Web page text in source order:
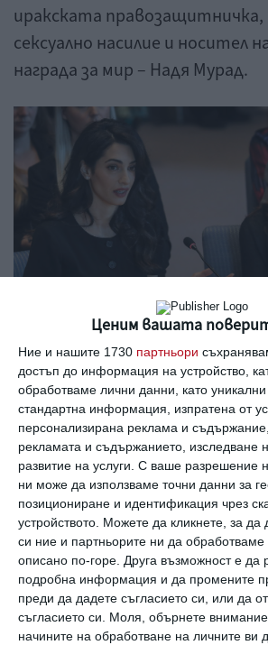
Ценим вашата
Ние и нашите 1730 партньори
достъп до информация на устройство,
обработваме лични данни, като
стандартна информация, изпратена от
персонализирана реклама и
рекламата и съдържанието, изследване
развитие на услуги. С ваше разрешение
ни може да използваме точни данни за
позициониране и идентификация чрез
устройството. Можете да кликнете, за да
си ние и партньорите ни да обработваме
описано по-горе. Друга възможност е да
подробна информация и да промените
преди да дадете съгласието си, или да
съгласието си.
Моля, обърнете
начините на обработване на личните ви
иракската правозащитничка,
сексуално насилие и носител
награда за мир – Надя Мурад.
Снимка: Guliver / Getty
Тя произнесе реч пред заседателите и
да замени високата си награда за
изправи пред съда тези, които са
шестте ѝ братята, и които
изнасилвали.
Ужасната си история Надя описва в
Последното момиче. История на моя
сражение с Ислямска държава“.
е написан от Амал Клуни.
защитяжени конфликти